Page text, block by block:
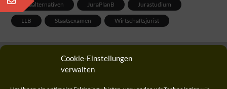
Cookie-Einstellungen
verwalten
juraalternativen JuraPlanB Jurastudium
LLB Staatsexamen Wirtschaftsjurist